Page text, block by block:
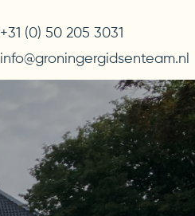
+31 (0) 50 205 3031
info@groningergidsenteam.nl